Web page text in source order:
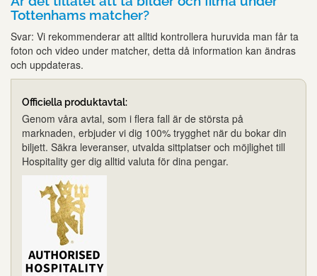
Tottenhams matcher?
Svar: Vi rekommenderar att alltid kontrollera huruvida man får ta
foton och video under matcher, detta då information kan ändras
och uppdateras.
Officiella produktavtal:
Genom våra avtal, som i flera fall är de största på
marknaden, erbjuder vi dig 100% trygghet när du bokar din
biljett. Säkra leveranser, utvalda sittplatser och möjlighet till
Hospitality ger dig alltid valuta för dina pengar.